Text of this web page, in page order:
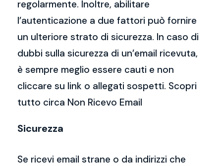
regolarmente. Inoltre, abilitare
l’autenticazione a due fattori può fornire
un ulteriore strato di sicurezza. In caso di
dubbi sulla sicurezza di un’email ricevuta,
è sempre meglio essere cauti e non
cliccare su link o allegati sospetti. Scopri
tutto circa Non Ricevo Email
Sicurezza
Se ricevi email strane o da indirizzi che